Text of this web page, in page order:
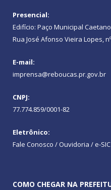
Presencial:
Edifício: Paço Municipal
Rua José Afonso Vieira Lopes,
E-mail:
imprensa@reboucas.pr.gov.br
CNPJ:
77.774.859/0001-82
Eletrônico:
Fale Conosco / Ouvidoria / e-SIC
COMO CHEGAR NA